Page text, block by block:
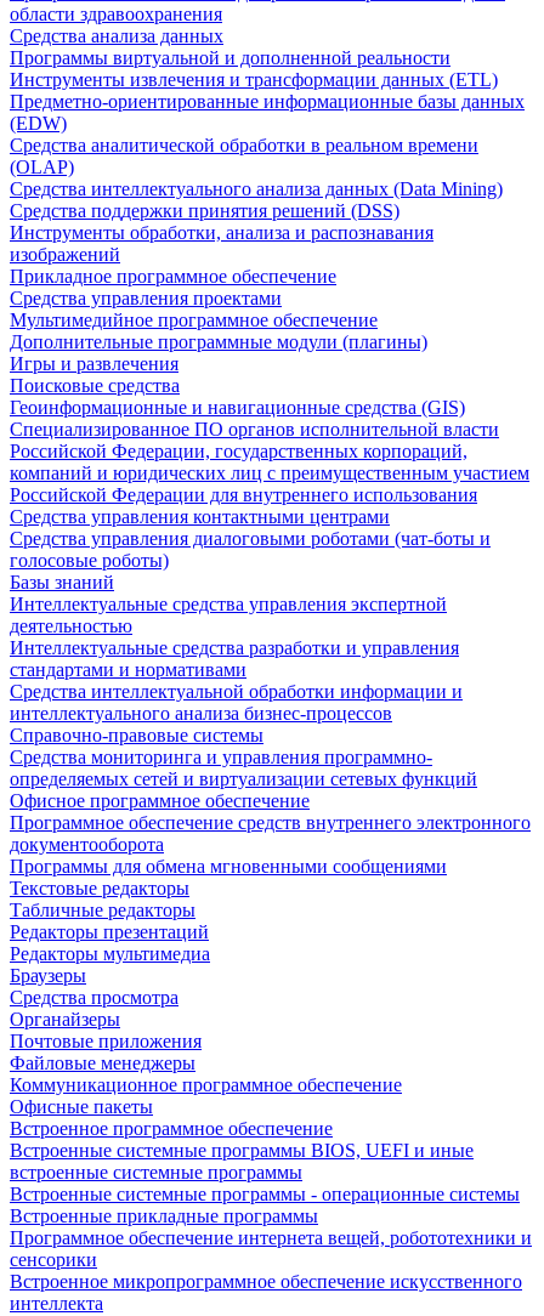
области здравоохранения
Средства анализа данных
Программы виртуальной и дополненной реальности
Инструменты извлечения и трансформации данных (ETL)
Предметно-ориентированные информационные базы данных
(EDW)
Средства аналитической обработки в реальном времени
(OLAP)
Средства интеллектуального анализа данных (Data Mining)
Средства поддержки принятия решений (DSS)
Инструменты обработки, анализа и распознавания
изображений
Прикладное программное обеспечение
Средства управления проектами
Мультимедийное программное обеспечение
Дополнительные программные модули (плагины)
Игры и развлечения
Поисковые средства
Геоинформационные и навигационные средства (GIS)
Специализированное ПО органов исполнительной власти
Российской Федерации, государственных корпораций,
компаний и юридических лиц с преимущественным участием
Российской Федерации для внутреннего использования
Средства управления контактными центрами
Средства управления диалоговыми роботами (чат-боты и
голосовые роботы)
Базы знаний
Интеллектуальные средства управления экспертной
деятельностью
Интеллектуальные средства разработки и управления
стандартами и нормативами
Средства интеллектуальной обработки информации и
интеллектуального анализа бизнес-процессов
Справочно-правовые системы
Средства мониторинга и управления программно-
определяемых сетей и виртуализации сетевых функций
Офисное программное обеспечение
Программное обеспечение средств внутреннего электронного
документооборота
Программы для обмена мгновенными сообщениями
Текстовые редакторы
Табличные редакторы
Редакторы презентаций
Редакторы мультимедиа
Браузеры
Средства просмотра
Органайзеры
Почтовые приложения
Файловые менеджеры
Коммуникационное программное обеспечение
Офисные пакеты
Встроенное программное обеспечение
Встроенные системные программы BIOS, UEFI и иные
встроенные системные программы
Встроенные системные программы - операционные системы
Встроенные прикладные программы
Программное обеспечение интернета вещей, робототехники и
сенсорики
Встроенное микропрограммное обеспечение искусственного
интеллекта